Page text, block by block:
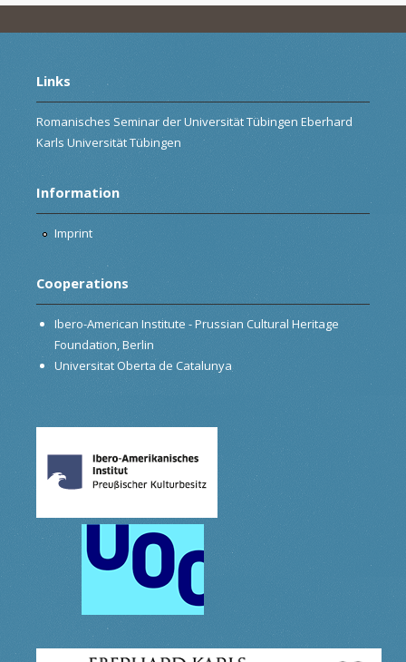
Links
Romanisches Seminar der Universität Tübingen Eberhard
Karls Universität Tübingen
Information
Imprint
Cooperations
Ibero-American Institute - Prussian Cultural Heritage
Foundation, Berlin
Universitat Oberta de Catalunya